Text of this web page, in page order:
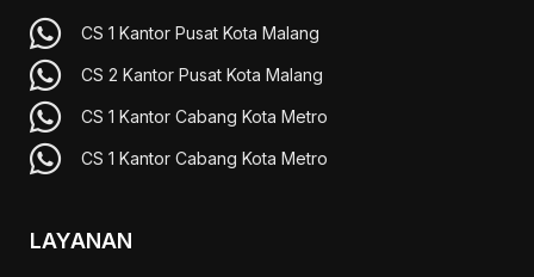
CS 1 Kantor Pusat Kota Malang
CS 2 Kantor Pusat Kota Malang
CS 1 Kantor Cabang Kota Metro
CS 1 Kantor Cabang Kota Metro
LAYANAN